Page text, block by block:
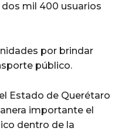
mil 400 usuarios
por brindar
público.
Estado de Querétaro
importante el
dentro de la